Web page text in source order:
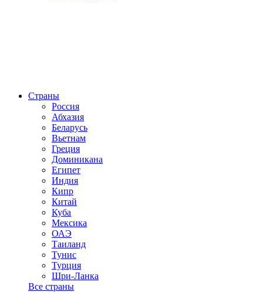
Страны
Россия
Абхазия
Беларусь
Вьетнам
Греция
Доминикана
Египет
Индия
Кипр
Китай
Куба
Мексика
ОАЭ
Таиланд
Тунис
Турция
Шри-Ланка
Все страны